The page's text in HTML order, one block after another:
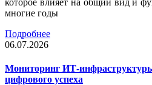
многие годы
Подробнее
06.07.2026
Мониторинг ИТ-
цифрового успеха